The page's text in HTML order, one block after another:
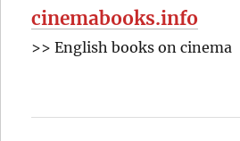
cinemabooks.info
>> English books on cinema